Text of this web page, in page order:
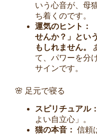
いう心音が、母
ち着くのです。
運気のヒント：
せんか？」とい
もしれません。
て、パワーを分
サインです。
🌸 足元で寝る
スピリチュアル：
よい自立心」。
猫の本音： 信頼